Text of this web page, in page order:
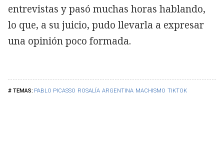
PABLO PICASSO ROSALÍA ARGENTINA MACHISMO TIKTOK
entrevistas y pasó muchas horas hablando,
lo que, a su juicio, pudo llevarla a expresar
una opinión poco formada.